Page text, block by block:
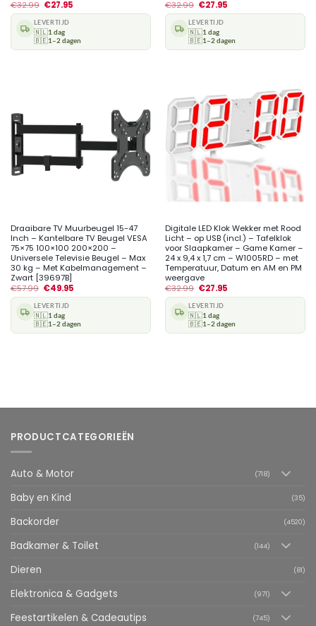
€32.99 €27.95
LEVERTIJD
🇳🇱1 dag
🇧🇪1–2 dagen
€32.99 €27.95
LEVERTIJD
🇳🇱1 dag
🇧🇪1–2 dagen
Draaibare TV Muurbeugel 15-47
Inch – Kantelbare TV Beugel VESA
75×75 100×100 200×200 –
Universele Televisie Beugel – Max
30 kg – Met Kabelmanagement –
Zwart [39697B]
€57.99 €49.95
LEVERTIJD
🇳🇱1 dag
🇧🇪1–2 dagen
Digitale LED Klok Wekker met Rood
Licht – op USB (incl.) – Tafelklok
voor Slaapkamer – Game Kamer –
24 x 9,4 x 1,7 cm – W1005RD – met
Temperatuur, Datum en AM en PM
weergave
€32.99 €27.95
LEVERTIJD
🇳🇱1 dag
🇧🇪1–2 dagen
PRODUCTCATEGORIEËN
Auto & Motor (718)
Baby en Kind (35)
Backorder (4520)
Badkamer & Toilet (144)
Dieren (81)
Elektronica & Gadgets (971)
Feestartikelen & Cadeautips (745)